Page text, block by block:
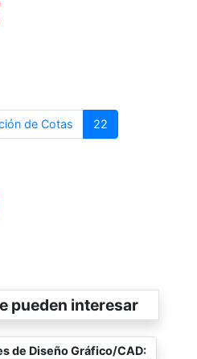
de CotasAnterior
22
pueden interesar
de Diseño Gráfico/CAD: